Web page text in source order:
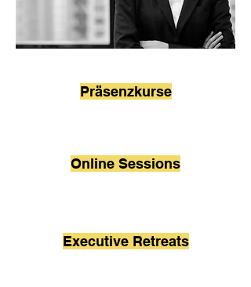
Präsenzkurse
Online Sessions
Executive Retreats